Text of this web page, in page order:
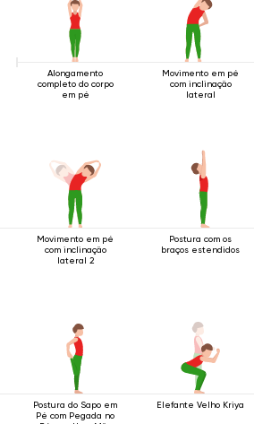
Alongamento
completo do corpo
em pé
Movimento em pé
com inclinação
lateral
Movimento em pé
com inclinação
lateral 2
Postura com os
braços estendidos
Postura do Sapo em
Pé com Pegada no
Elefante Velho Kriya